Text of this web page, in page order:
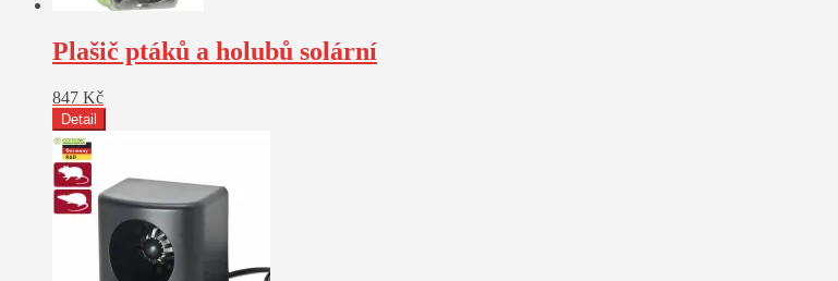
Plašič ptáků a holubů solární
847 Kč
Detail